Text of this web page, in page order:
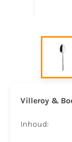
Villeroy &
Inhoud: